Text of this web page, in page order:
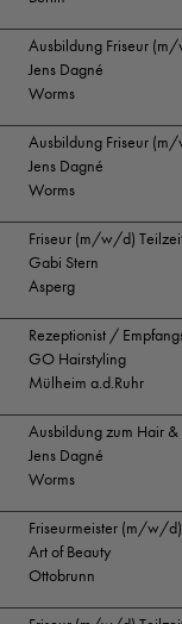
Ausbildung Friseur
Jens Dagné
Worms
Ausbildung Friseur
Jens Dagné
Worms
Friseur (m/w/d)
Gabi Stern
Asperg
Rezeptionist /
GO Hairstyling
Mülheim a.d.Ruhr
Ausbildung zum Hair
Jens Dagné
Worms
Friseurmeister (m/w/d)
Art of Beauty
Ottobrunn